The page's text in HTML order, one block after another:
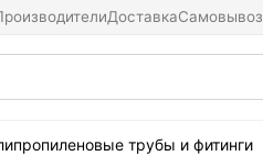
ДоставкаСамовывоз
трубы и фитинги